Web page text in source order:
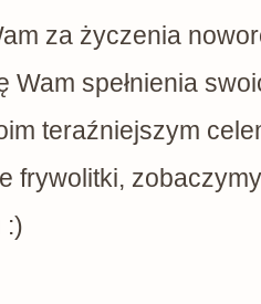
za życzenia
Wam spełnienia
teraźniejszym
frywolitki,
:)